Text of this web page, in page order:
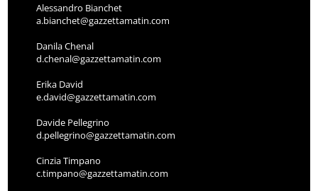
Alessandro Bianchet
a.bianchet@gazzettamatin.com
Danila Chenal
d.chenal@gazzettamatin.com
Erika David
e.david@gazzettamatin.com
Davide Pellegrino
d.pellegrino@gazzettamatin.com
Cinzia Timpano
c.timpano@gazzettamatin.com